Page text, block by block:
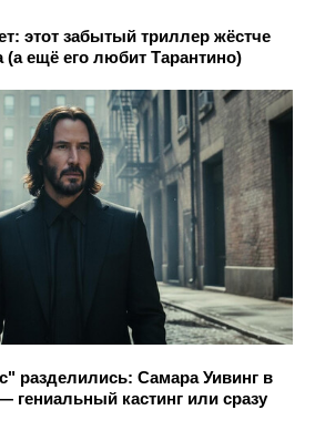
этот забытый триллер жёстче
(а ещё его любит Тарантино)
разделились: Самара Уивинг в
кастинг или сразу